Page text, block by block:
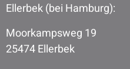
Ellerbek (bei Hamburg):
Moorkampsweg 19
25474 Ellerbek